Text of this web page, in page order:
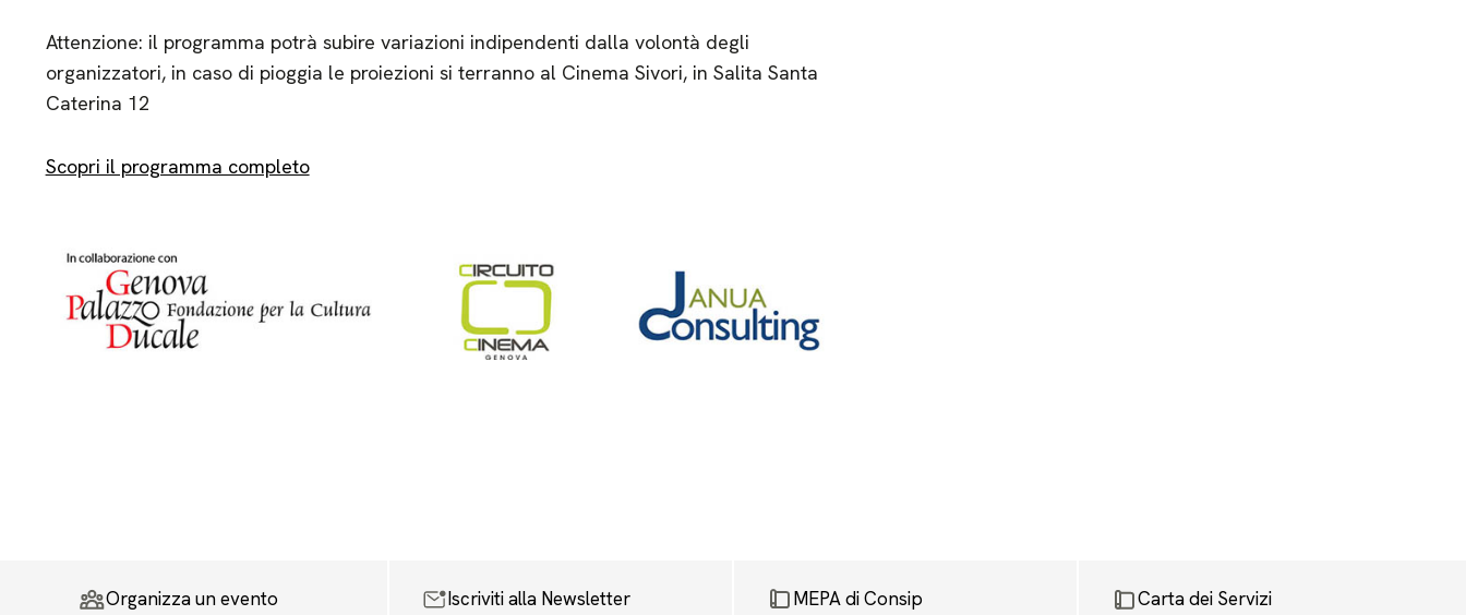
Attenzione: il programma potrà subire variazioni indipendenti dalla volontà degli
organizzatori, in caso di pioggia le proiezioni si terranno al Cinema Sivori, in Salita Santa
Caterina 12
Scopri il programma completo
Organizza un evento Iscriviti alla Newsletter MEPA di Consip Carta dei Servizi